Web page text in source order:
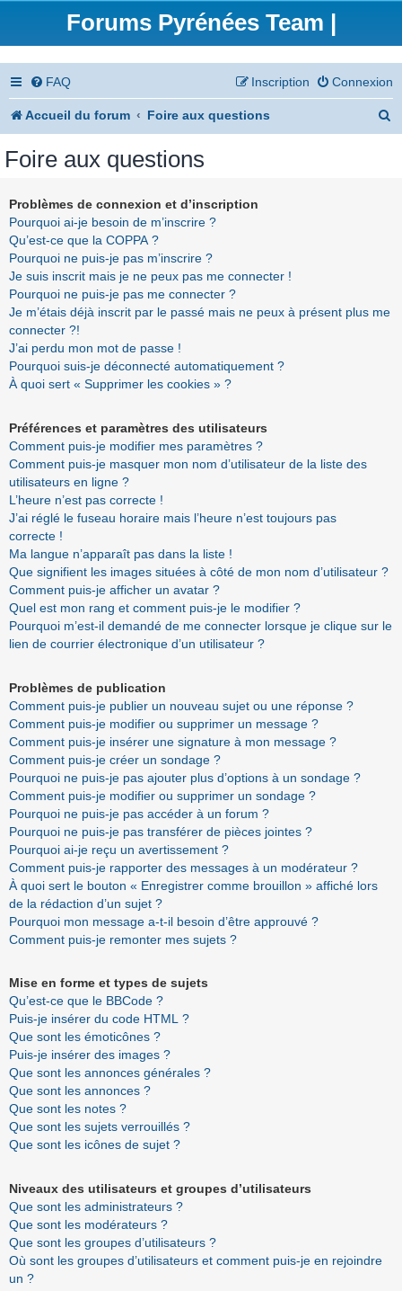
Forums Pyrénées Team |
FAQ Connexion
Inscription
Accueil du forum Foire aux questions
Foire aux questions
Problèmes de connexion et d’inscription
Pourquoi ai-je besoin de m’inscrire ?
Qu’est-ce que la COPPA ?
Pourquoi ne puis-je pas m’inscrire ?
Je suis inscrit mais je ne peux pas me connecter !
Pourquoi ne puis-je pas me connecter ?
Je m’étais déjà inscrit par le passé mais ne peux à présent plus me
connecter ?!
J’ai perdu mon mot de passe !
Pourquoi suis-je déconnecté automatiquement ?
À quoi sert « Supprimer les cookies » ?
Préférences et paramètres des utilisateurs
Comment puis-je modifier mes paramètres ?
Comment puis-je masquer mon nom d’utilisateur de la liste des
utilisateurs en ligne ?
L’heure n’est pas correcte !
J’ai réglé le fuseau horaire mais l’heure n’est toujours pas
correcte !
Ma langue n’apparaît pas dans la liste !
Que signifient les images situées à côté de mon nom d’utilisateur ?
Comment puis-je afficher un avatar ?
Quel est mon rang et comment puis-je le modifier ?
Pourquoi m’est-il demandé de me connecter lorsque je clique sur le
lien de courrier électronique d’un utilisateur ?
Problèmes de publication
Comment puis-je publier un nouveau sujet ou une réponse ?
Comment puis-je modifier ou supprimer un message ?
Comment puis-je insérer une signature à mon message ?
Comment puis-je créer un sondage ?
Pourquoi ne puis-je pas ajouter plus d’options à un sondage ?
Comment puis-je modifier ou supprimer un sondage ?
Pourquoi ne puis-je pas accéder à un forum ?
Pourquoi ne puis-je pas transférer de pièces jointes ?
Pourquoi ai-je reçu un avertissement ?
Comment puis-je rapporter des messages à un modérateur ?
À quoi sert le bouton « Enregistrer comme brouillon » affiché lors
de la rédaction d’un sujet ?
Pourquoi mon message a-t-il besoin d’être approuvé ?
Comment puis-je remonter mes sujets ?
Mise en forme et types de sujets
Qu’est-ce que le BBCode ?
Puis-je insérer du code HTML ?
Que sont les émoticônes ?
Puis-je insérer des images ?
Que sont les annonces générales ?
Que sont les annonces ?
Que sont les notes ?
Que sont les sujets verrouillés ?
Que sont les icônes de sujet ?
Niveaux des utilisateurs et groupes d’utilisateurs
Que sont les administrateurs ?
Que sont les modérateurs ?
Que sont les groupes d’utilisateurs ?
Où sont les groupes d’utilisateurs et comment puis-je en rejoindre
un ?